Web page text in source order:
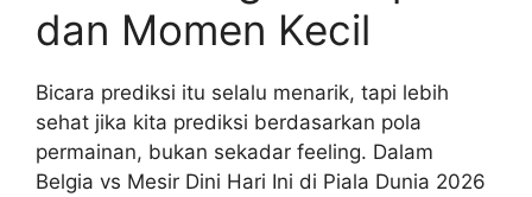
dan Momen Kecil
Bicara prediksi itu selalu menarik, tapi lebih
sehat jika kita prediksi berdasarkan pola
permainan, bukan sekadar feeling. Dalam
Belgia vs Mesir Dini Hari Ini di Piala Dunia 2026